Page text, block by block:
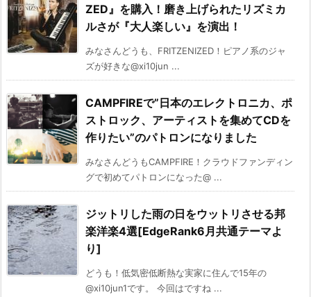
ZED』を購入！磨き上げられたリズミカ
ルさが『大人楽しい』を演出！
みなさんどうも、FRITZENIZED！ピアノ系のジャ
ズが好きな@xi10jun ...
CAMPFIREで”日本のエレクトロニカ、ポ
ストロック、アーティストを集めてCDを
作りたい”のパトロンになりました
みなさんどうもCAMPFIRE！クラウドファンディン
グで初めてパトロンになった@ ...
ジットリした雨の日をウットリさせる邦
楽洋楽4選[EdgeRank6月共通テーマよ
り]
どうも！低気密低断熱な実家に住んで15年の
@xi10jun1です。 今回はですね ...